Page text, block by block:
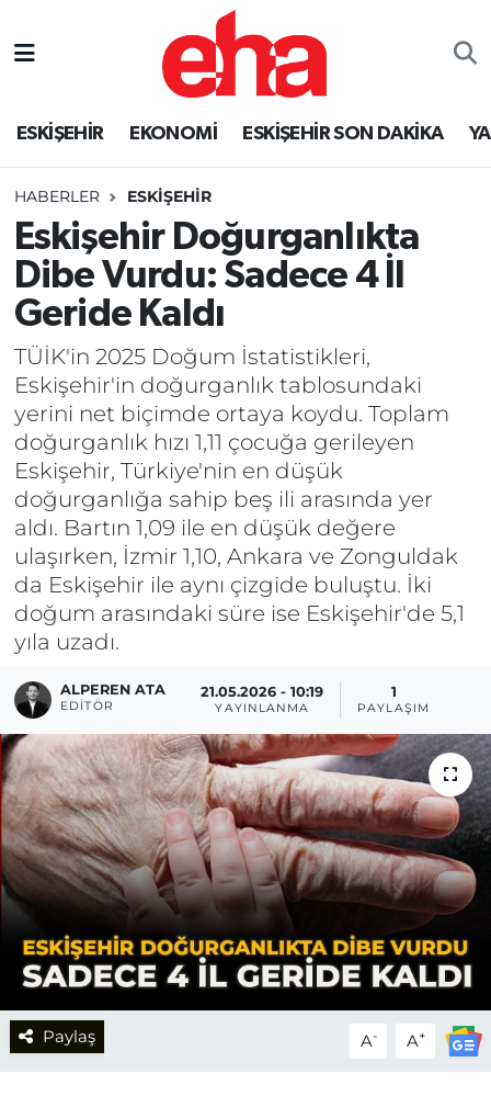
ESKİŞEHİR EKONOMİ ESKİŞEHİR SON DAKİKA
HABERLER ESKİŞEHİR
Eskişehir Doğurganlıkta
Dibe Vurdu: Sadece 4 İl
Geride Kaldı
TÜİK'in 2025 Doğum İstatistikleri,
Eskişehir'in doğurganlık tablosundaki
yerini net biçimde ortaya koydu. Toplam
doğurganlık hızı 1,11 çocuğa gerileyen
Eskişehir, Türkiye'nin en düşük
doğurganlığa sahip beş ili arasında yer
aldı. Bartın 1,09 ile en düşük değere
ulaşırken, İzmir 1,10, Ankara ve Zonguldak
da Eskişehir ile aynı çizgide buluştu. İki
doğum arasındaki süre ise Eskişehir'de 5,1
yıla uzadı.
ALPEREN ATA
EDITÖR
21.05.2026 - 10:19
YAYINLANMA
1
PAYLAŞIM
Paylaş A- A+